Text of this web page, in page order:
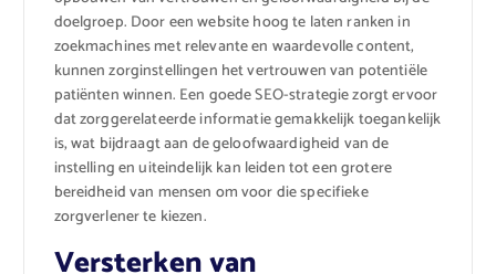
doelgroep. Door een website hoog te laten ranken in
zoekmachines met relevante en waardevolle content,
kunnen zorginstellingen het vertrouwen van potentiële
patiënten winnen. Een goede SEO-strategie zorgt ervoor
dat zorggerelateerde informatie gemakkelijk toegankelijk
is, wat bijdraagt aan de geloofwaardigheid van de
instelling en uiteindelijk kan leiden tot een grotere
bereidheid van mensen om voor die specifieke
zorgverlener te kiezen.
Versterken van